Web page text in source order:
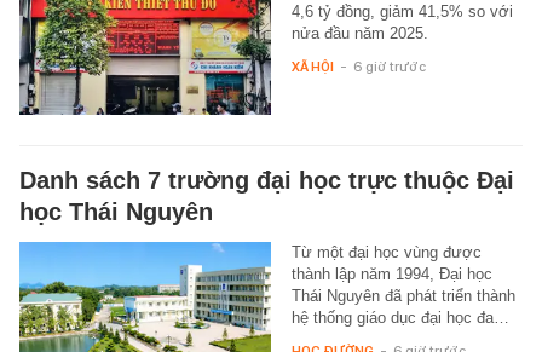
4,6 tỷ đồng, giảm 41,5% so với
nửa đầu năm 2025.
XÃ HỘI - 6 giờ trước
Danh sách 7 trường đại học trực thuộc Đại
học Thái Nguyên
Từ một đại học vùng được
thành lập năm 1994, Đại học
Thái Nguyên đã phát triển thành
hệ thống giáo dục đại học đa…